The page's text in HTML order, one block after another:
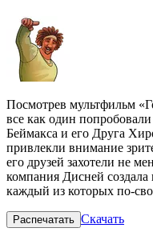
Посмотрев мультфильм
все как один
Беймакса и его Друга
привлекли внимание
его друзей захотели не
компания Дисней
каждый из которых по-
Распечатать Скачать